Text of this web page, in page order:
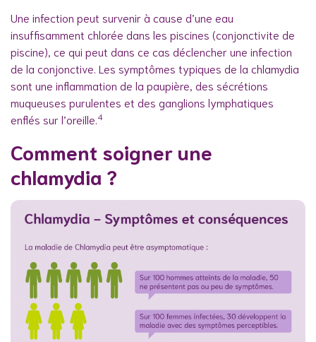
Une infection peut survenir à cause d’une eau
insuffisamment chlorée dans les piscines (conjonctivite de
piscine), ce qui peut dans ce cas déclencher une infection
de la conjonctive. Les symptômes typiques de la chlamydia
sont une inflammation de la paupière, des sécrétions
muqueuses purulentes et des ganglions lymphatiques
enflés sur l’oreille. 4
Comment soigner une
chlamydia ?